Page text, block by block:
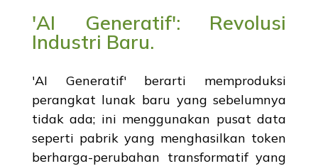
'AI Generatif': Revolusi
Industri Baru.
'AI Generatif' berarti memproduksi
perangkat lunak baru yang sebelumnya
tidak ada; ini menggunakan pusat data
seperti pabrik yang menghasilkan token
berharga-perubahan transformatif yang